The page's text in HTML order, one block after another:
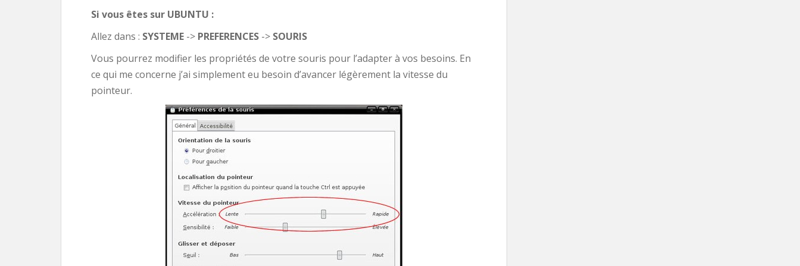
Si vous êtes sur UBUNTU :
Allez dans : SYSTEME -> PREFERENCES -> SOURIS
Vous pourrez modifier les propriétés de votre souris pour l’adapter à vos besoins. En
ce qui me concerne j’ai simplement eu besoin d’avancer légèrement la vitesse du
pointeur.